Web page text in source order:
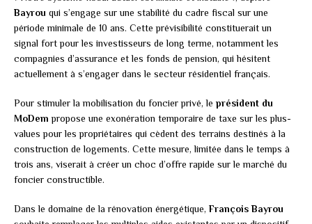
Bayrou qui s’engage sur une stabilité du cadre fiscal sur une
période minimale de 10 ans. Cette prévisibilité constituerait un
signal fort pour les investisseurs de long terme, notamment les
compagnies d’assurance et les fonds de pension, qui hésitent
actuellement à s’engager dans le secteur résidentiel français.
Pour stimuler la mobilisation du foncier privé, le président du
MoDem propose une exonération temporaire de taxe sur les plus-
values pour les propriétaires qui cèdent des terrains destinés à la
construction de logements. Cette mesure, limitée dans le temps à
trois ans, viserait à créer un choc d’offre rapide sur le marché du
foncier constructible.
Dans le domaine de la rénovation énergétique, François Bayrou